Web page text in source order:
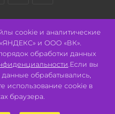
ул. Павловский тракт, 52.
1082221000531.
для активных
Авалон
cookie и аналитические
и ООО «ВК».
обработки данных
.Если вы
обрабатывались,
использование cookie в
браузера.